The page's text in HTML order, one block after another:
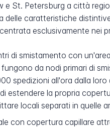
St. Petersburg a città
delle caratteristiche
esclusivamente nei
di smistamento con
da nodi primari di
spedizioni all'ora dalla
la propria
locali separati in quelle
con copertura capillare